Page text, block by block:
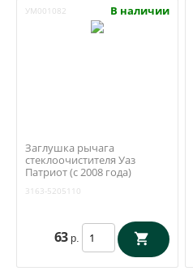
УМ001082 В наличии
Заглушка рычага
стеклоочистителя Уаз
Патриот (с 2008 года)
3163-5205110
63 р.